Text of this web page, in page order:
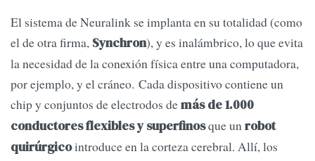
El sistema de Neuralink se implanta en su totalidad (como
el de otra firma, Synchron), y es inalámbrico, lo que evita
la necesidad de la conexión física entre una computadora,
por ejemplo, y el cráneo. Cada dispositivo contiene un
chip y conjuntos de electrodos demás de 1.000
conductores flexibles y superfinosque unrobot
quirúrgicointroduce en la corteza cerebral. Allí, los